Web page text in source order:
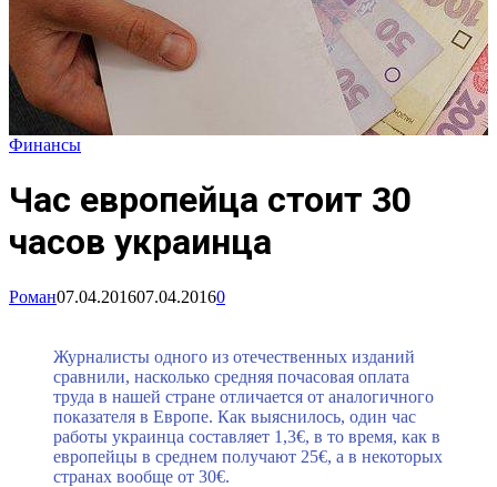
Финансы
Час европейца стоит 30
часов украинца
Роман07.04.201607.04.20160
Журналисты одного из отечественных изданий
сравнили, насколько средняя почасовая оплата
труда в нашей стране отличается от аналогичного
показателя в Европе. Как выяснилось, один час
работы украинца составляет 1,3€, в то время, как в
европейцы в среднем получают 25€, а в некоторых
странах вообще от 30€.